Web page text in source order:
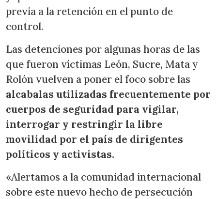
previa a la retención en el punto de
control.
Las detenciones por algunas horas de las
que fueron víctimas León, Sucre, Mata y
Rolón vuelven a poner el foco sobre las
alcabalas utilizadas frecuentemente por
cuerpos de seguridad para vigilar,
interrogar y restringir la libre
movilidad por el país de dirigentes
políticos y activistas.
«Alertamos a la comunidad internacional
sobre este nuevo hecho de persecución